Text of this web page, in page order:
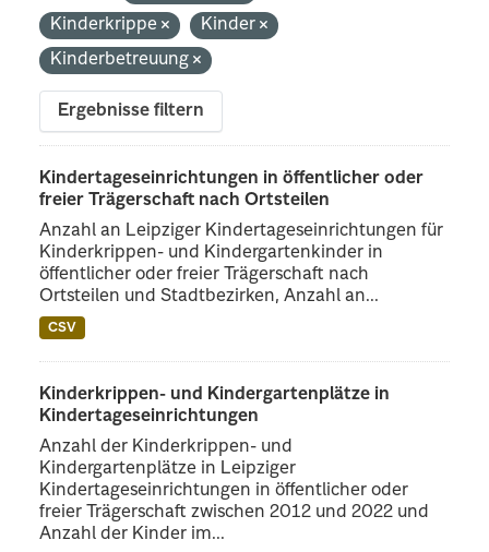
Kinderkrippe
Kinder
Kinderbetreuung
Ergebnisse filtern
Kindertageseinrichtungen in öffentlicher oder
freier Trägerschaft nach Ortsteilen
Anzahl an Leipziger Kindertageseinrichtungen für
Kinderkrippen- und Kindergartenkinder in
öffentlicher oder freier Trägerschaft nach
Ortsteilen und Stadtbezirken, Anzahl an...
CSV
Kinderkrippen- und Kindergartenplätze in
Kindertageseinrichtungen
Anzahl der Kinderkrippen- und
Kindergartenplätze in Leipziger
Kindertageseinrichtungen in öffentlicher oder
freier Trägerschaft zwischen 2012 und 2022 und
Anzahl der Kinder im...